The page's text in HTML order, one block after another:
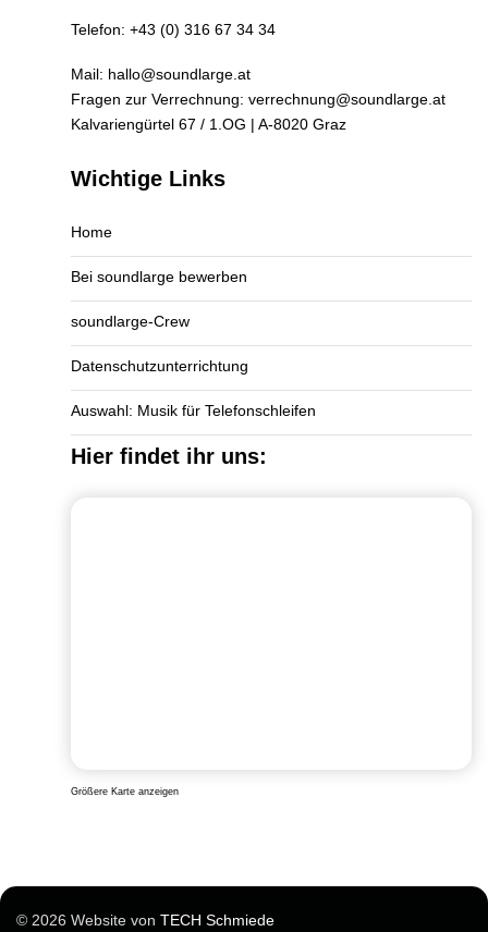
Telefon: +43 (0) 316 67 34 34
Mail: hallo@soundlarge.at
Fragen zur Verrechnung: verrechnung@soundlarge.at
Kalvariengürtel 67 / 1.OG | A-8020 Graz
Wichtige Links
Home
Bei soundlarge bewerben
soundlarge-Crew
Datenschutzunterrichtung
Auswahl: Musik für Telefonschleifen
Hier findet ihr uns:
Größere Karte anzeigen
© 2026 Website von TECH Schmiede